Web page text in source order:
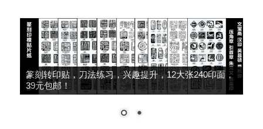
篆刻转印贴，刀法练习，兴趣提升，12大张240印面，
39元包邮！